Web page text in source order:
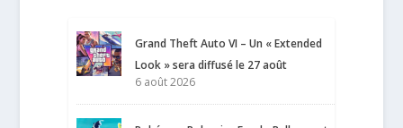
Grand Theft Auto VI – Un « Extended
Look » sera diffusé le 27 août
6 août 2026